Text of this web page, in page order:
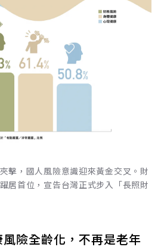
擊，國人風險意識迎來黃金交叉。財
居首位，宣告台灣正式步入「長照財
險全齡化，不再是老年